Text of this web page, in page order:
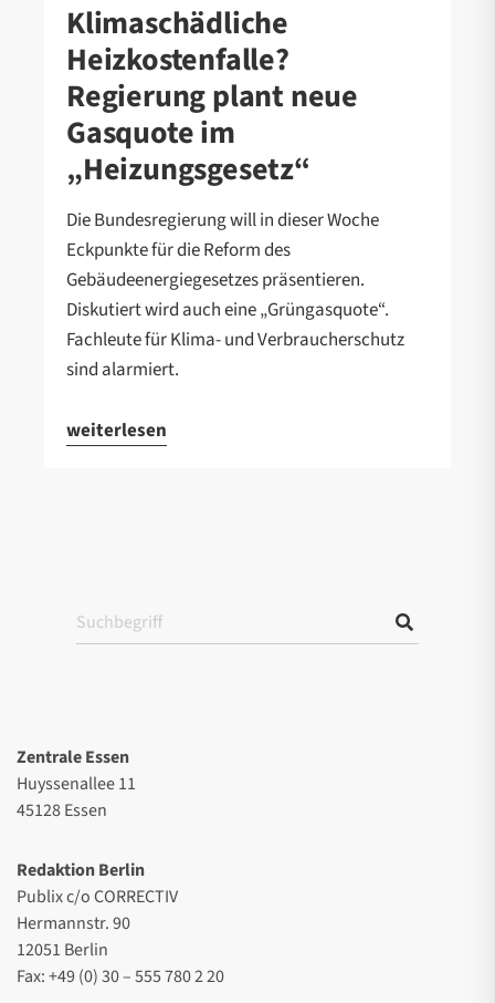
Klimaschädliche
Heizkostenfalle?
Regierung plant neue
Gasquote im
„Heizungsgesetz“
Die Bundesregierung will in dieser Woche
Eckpunkte für die Reform des
Gebäudeenergiegesetzes präsentieren.
Diskutiert wird auch eine „Grüngasquote“.
Fachleute für Klima- und Verbraucherschutz
sind alarmiert.
weiterlesen
Zentrale Essen
Huyssenallee 11
45128 Essen
Redaktion Berlin
Publix c/o CORRECTIV
Hermannstr. 90
12051 Berlin
Fax: +49 (0) 30 – 555 780 2 20